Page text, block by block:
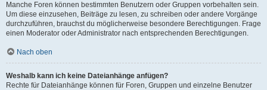
Manche Foren können bestimmten Benutzern oder Gruppen vorbehalten sein.
Um diese einzusehen, Beiträge zu lesen, zu schreiben oder andere Vorgänge
durchzuführen, brauchst du möglicherweise besondere Berechtigungen. Frage
einen Moderator oder Administrator nach entsprechenden Berechtigungen.
Nach oben
Weshalb kann ich keine Dateianhänge anfügen?
Rechte für Dateianhänge können für Foren, Gruppen und einzelne Benutzer